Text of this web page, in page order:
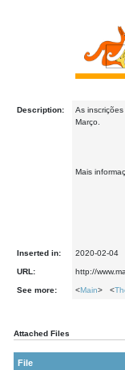
Description:
As
Março.
Mais
Inserted in: 2020-02-04
URL: http://
See more: <Main> <
Attached Files
File